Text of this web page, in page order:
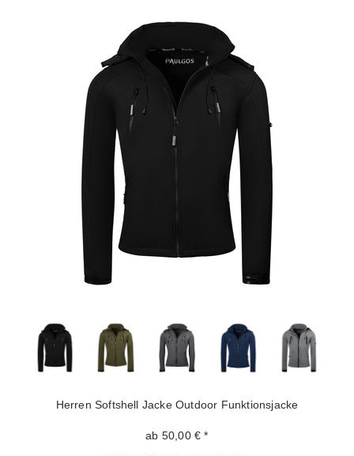
Herren Softshell Jacke Outdoor Funktionsjacke
ab 50,00 € *